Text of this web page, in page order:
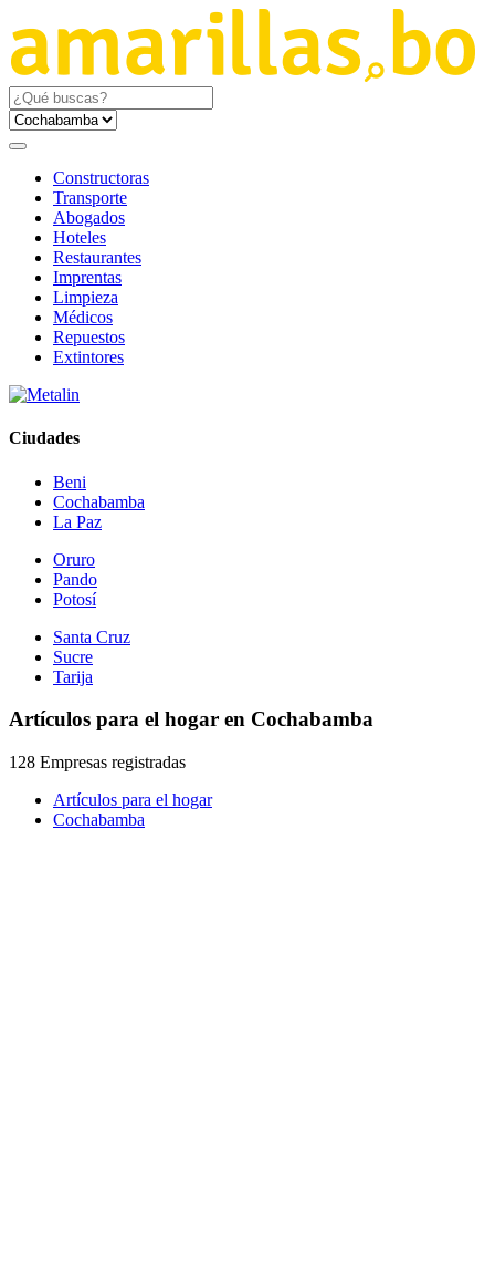
Constructoras
Transporte
Abogados
Hoteles
Restaurantes
Imprentas
Limpieza
Médicos
Repuestos
Extintores
Ciudades
Beni
Cochabamba
La Paz
Oruro
Pando
Potosí
Santa Cruz
Sucre
Tarija
Artículos para el hogar en Cochabamba
128 Empresas registradas
Artículos para el hogar
Cochabamba